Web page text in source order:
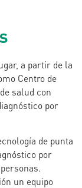
a partir de la
Centro de
salud con
por
de punta
por
un equipo